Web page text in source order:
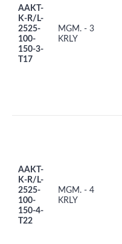
AAKT-
K-R/L-
2525-
100-
150-3-
T17
MGM. - 3
KRLY
AAKT-
K-R/L-
2525-
100-
150-4-
T22
MGM. - 4
KRLY